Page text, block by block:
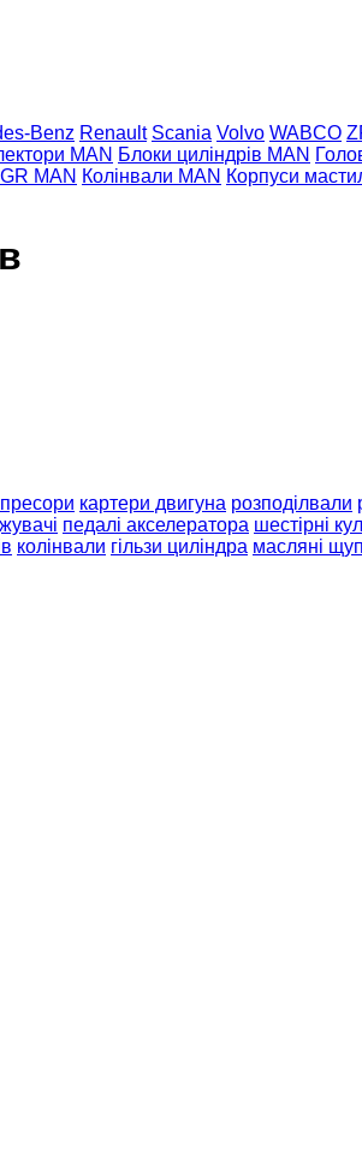
Benz Renault Scania Volvo WABCO
MAN Блоки циліндрів MAN
MAN Колінвали MAN Корпуси
картери двигуна розподілвали
педалі акселератора шестірні
колінвали гільзи циліндра масляні